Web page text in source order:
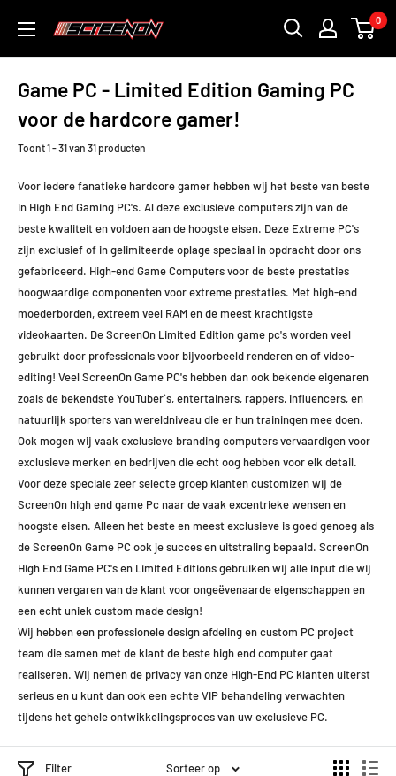
naar
ScreenOn
0
Game PC - Limited Edition Gaming PC
voor de hardcore gamer!
Toont 1 - 31 van 31 producten
Voor iedere fanatieke hardcore gamer hebben wij het beste van beste
in High End Gaming PC's. Al deze exclusieve computers zijn van de
beste kwaliteit en voldoen aan de hoogste eisen. Deze Extreme PC's
zijn exclusief of in gelimiteerde oplage speciaal in opdracht door ons
gefabriceerd. High-end Game Computers voor de beste prestaties
hoogwaardige componenten voor extreme prestaties. Met high-end
moederborden, extreem veel RAM en de meest krachtigste
videokaarten. De ScreenOn Limited Edition game pc's worden veel
gebruikt door professionals voor bijvoorbeeld renderen en of video-
editing! Veel ScreenOn Game PC's hebben dan ook bekende eigenaren
zoals de bekendste YouTuber`s, entertainers, rappers, influencers, en
natuurlijk sporters van wereldniveau die er hun trainingen mee doen.
Ook mogen wij vaak exclusieve branding computers vervaardigen voor
exclusieve merken en bedrijven die echt oog hebben voor elk detail.
Voor deze speciale zeer selecte groep klanten customizen wij de
ScreenOn high end game Pc naar de vaak excentrieke wensen en
hoogste eisen. Alleen het beste en meest exclusieve is goed genoeg als
de ScreenOn Game PC ook je succes en uitstraling bepaald. ScreenOn
High End Game PC's en Limited Editions gebruiken wij alle input die wij
kunnen vergaren van de klant voor ongeëvenaarde eigenschappen en
een echt uniek custom made design!
Wij hebben een professionele design afdeling en custom PC project
team die samen met de klant de beste high end computer gaat
realiseren. Wij nemen de privacy van onze High-End PC klanten uiterst
serieus en u kunt dan ook een echte VIP behandeling verwachten
tijdens het gehele ontwikkelingsproces van uw exclusieve PC.
Filter Sorteer op